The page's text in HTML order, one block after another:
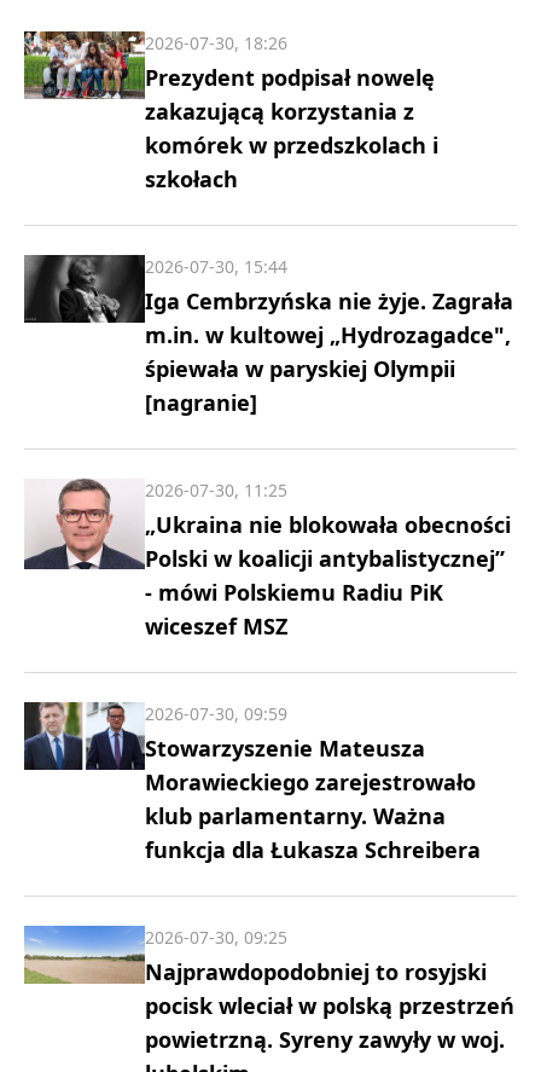
Prezydent podpisał nowelę
zakazującą korzystania z
komórek w przedszkolach i
szkołach
2026-07-30, 18:26
Iga Cembrzyńska nie żyje. Zagrała
m.in. w kultowej „Hydrozagadce",
śpiewała w paryskiej Olympii
[nagranie]
2026-07-30, 15:44
„Ukraina nie blokowała obecności
Polski w koalicji antybalistycznej”
- mówi Polskiemu Radiu PiK
wiceszef MSZ
2026-07-30, 11:25
Stowarzyszenie Mateusza
Morawieckiego zarejestrowało
klub parlamentarny. Ważna
funkcja dla Łukasza Schreibera
2026-07-30, 09:59
Najprawdopodobniej to rosyjski
pocisk wleciał w polską przestrzeń
powietrzną. Syreny zawyły w woj.
2026-07-30, 09:25